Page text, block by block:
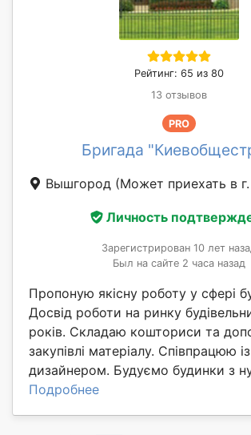
Рейтинг: 65 из 80
13 отзывов
PRO
Бригада
Вышгород (Может приехать в
Личность
Зарегистрирован 10 лет
Был на сайте 2 часа назад
Пропоную якісну роботу у сфері
Досвід роботи на ринку
років. Складаю кошториси та
закупівлі матеріалу. Співпрацюю із
дизайнером. Будуємо будинки з
Подробнее